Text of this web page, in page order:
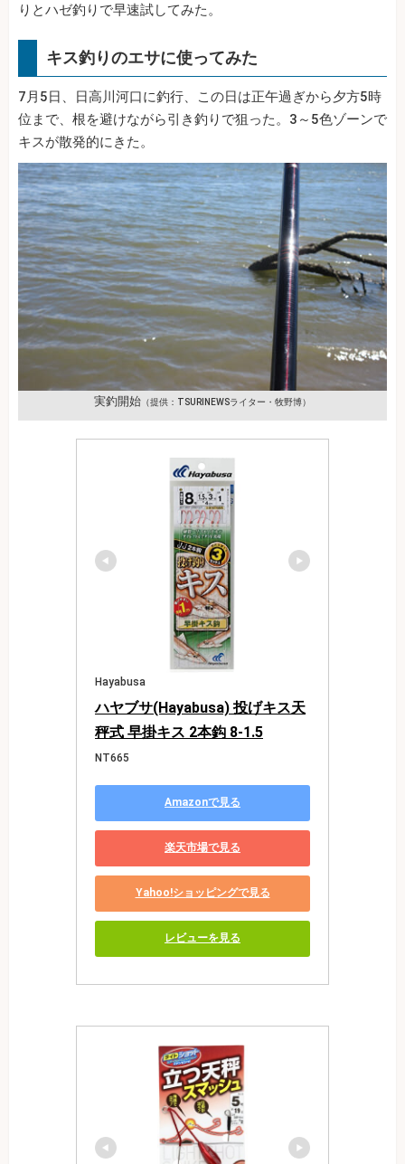
りとハゼ釣りで早速試してみた。
キス釣りのエサに使ってみた
7月5日、日高川河口に釣行、この日は正午過ぎから夕方5時
位まで、根を避けながら引き釣りで狙った。3～5色ゾーンで
キスが散発的にきた。
実釣開始 （提供：TSURINEWSライター・牧野博）
Hayabusa
ハヤブサ(Hayabusa) 投げキス天
秤式 早掛キス 2本鈎 8-1.5
NT665
Amazonで見る
楽天市場で見る
Yahoo!ショッピングで見る
レビューを見る